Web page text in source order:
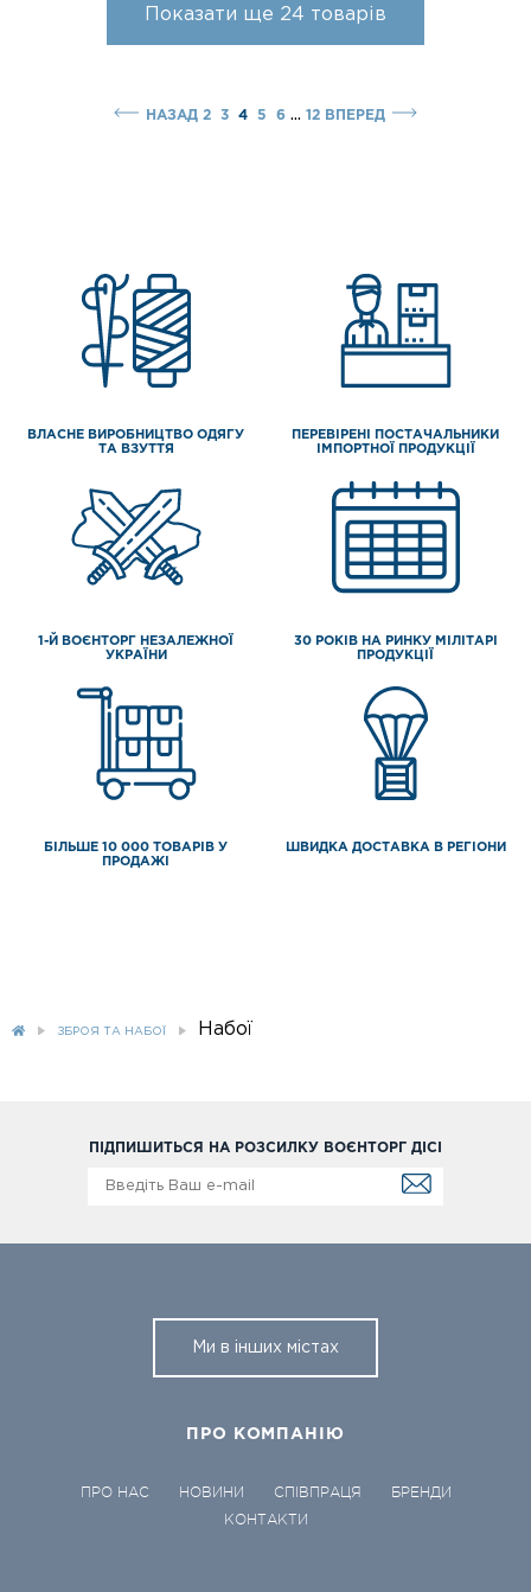
Показати ще 24 товарів
НАЗАД 2 3 4 5 6 ... 12 ВПЕРЕД
ВЛАСНЕ ВИРОБНИЦТВО ОДЯГУ
ТА ВЗУТТЯ
ПЕРЕВІРЕНІ ПОСТАЧАЛЬНИКИ
ІМПОРТНОЇ ПРОДУКЦІЇ
1-Й ВОЄНТОРГ НЕЗАЛЕЖНОЇ
УКРАЇНИ
30 РОКІВ НА РИНКУ МІЛІТАРІ
ПРОДУКЦІЇ
БІЛЬШЕ 10 000 ТОВАРІВ У
ПРОДАЖІ
ШВИДКА ДОСТАВКА В РЕГІОНИ
ЗБРОЯ ТА НАБОЇ Набої
ПІДПИШИТЬСЯ НА РОЗСИЛКУ ВОЄНТОРГ ДІСІ
Ми в інших містах
ПРО КОМПАНІЮ
ПРО НАС НОВИНИ СПІВПРАЦЯ
БРЕНДИ
КОНТАКТИ